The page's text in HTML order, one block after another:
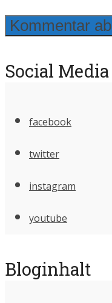
Social Media
facebook
twitter
instagram
youtube
Bloginhalt